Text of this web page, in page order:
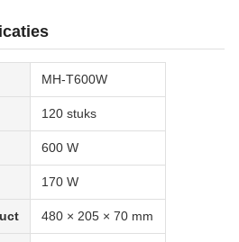
MH-T600W
120 stuks
600 W
170 W
480 × 205 × 70 mm